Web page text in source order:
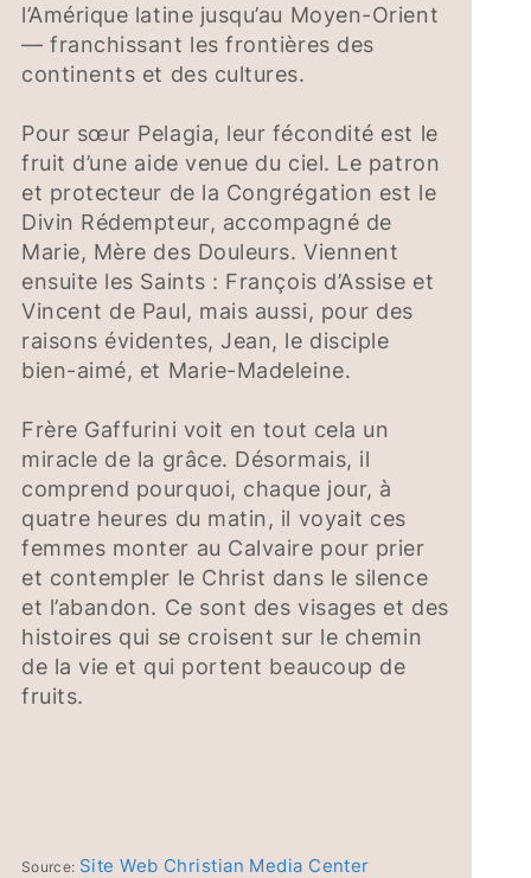
l’Amérique latine jusqu’au Moyen-Orient
— franchissant les frontières des
continents et des cultures.
Pour sœur Pelagia, leur fécondité est le
fruit d’une aide venue du ciel. Le patron
et protecteur de la Congrégation est le
Divin Rédempteur, accompagné de
Marie, Mère des Douleurs. Viennent
ensuite les Saints : François d’Assise et
Vincent de Paul, mais aussi, pour des
raisons évidentes, Jean, le disciple
bien-aimé, et Marie-Madeleine.
Frère Gaffurini voit en tout cela un
miracle de la grâce. Désormais, il
comprend pourquoi, chaque jour, à
quatre heures du matin, il voyait ces
femmes monter au Calvaire pour prier
et contempler le Christ dans le silence
et l’abandon. Ce sont des visages et des
histoires qui se croisent sur le chemin
de la vie et qui portent beaucoup de
fruits.
Source: Site Web Christian Media Center